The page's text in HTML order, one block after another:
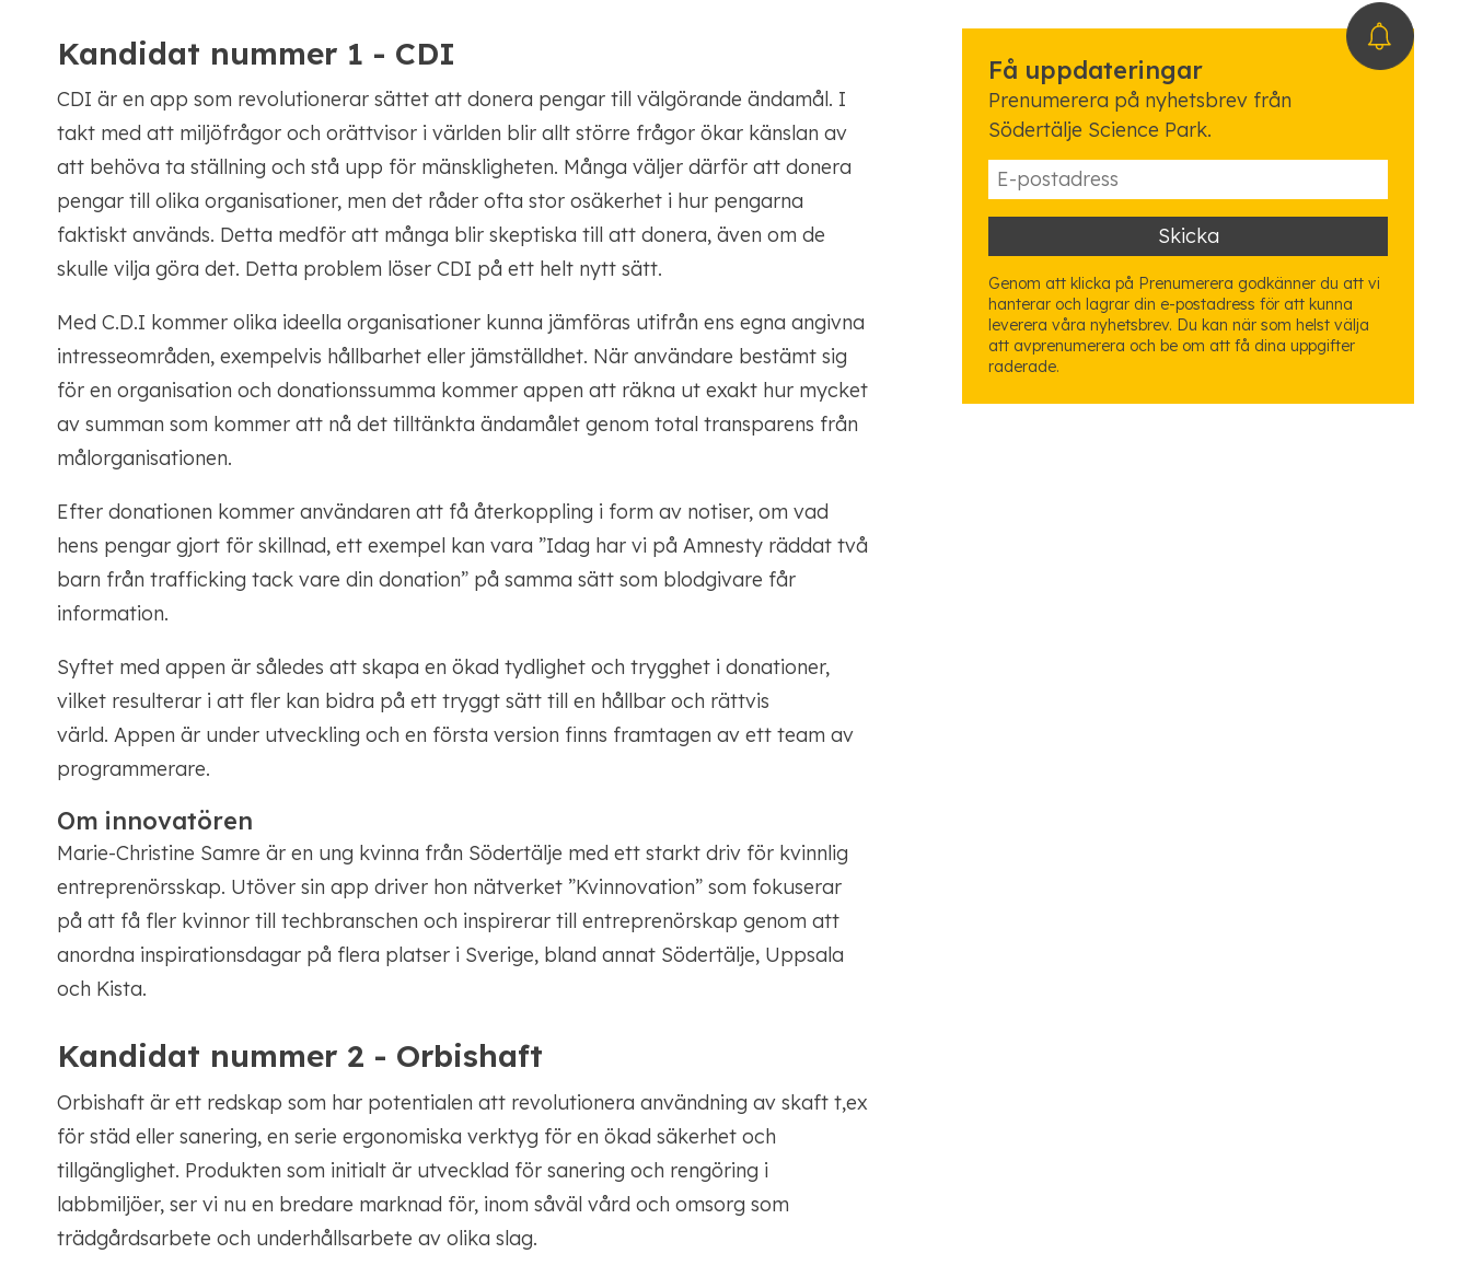
Kandidat nummer 1 - CDI
CDI är en app som revolutionerar sättet att donera pengar till välgörande ändamål. I
takt med att miljöfrågor och orättvisor i världen blir allt större frågor ökar känslan av
att behöva ta ställning och stå upp för mänskligheten. Många väljer därför att donera
pengar till olika organisationer, men det råder ofta stor osäkerhet i hur pengarna
faktiskt används. Detta medför att många blir skeptiska till att donera, även om de
skulle vilja göra det. Detta problem löser CDI på ett helt nytt sätt.
Med C.D.I kommer olika ideella organisationer kunna jämföras utifrån ens egna angivna
intresseområden, exempelvis hållbarhet eller jämställdhet. När användare bestämt sig
för en organisation och donationssumma kommer appen att räkna ut exakt hur mycket
av summan som kommer att nå det tilltänkta ändamålet genom total transparens från
målorganisationen.
Efter donationen kommer användaren att få återkoppling i form av notiser, om vad
hens pengar gjort för skillnad, ett exempel kan vara ”Idag har vi på Amnesty räddat två
barn från trafficking tack vare din donation” på samma sätt som blodgivare får
information.
Syftet med appen är således att skapa en ökad tydlighet och trygghet i donationer,
vilket resulterar i att fler kan bidra på ett tryggt sätt till en hållbar och rättvis
värld. Appen är under utveckling och en första version finns framtagen av ett team av
programmerare.
Om innovatören
Marie-Christine Samre är en ung kvinna från Södertälje med ett starkt driv för kvinnlig
entreprenörsskap. Utöver sin app driver hon nätverket ”Kvinnovation” som fokuserar
på att få fler kvinnor till techbranschen och inspirerar till entreprenörskap genom att
anordna inspirationsdagar på flera platser i Sverige, bland annat Södertälje, Uppsala
och Kista.
Kandidat nummer 2 - Orbishaft
Orbishaft är ett redskap som har potentialen att revolutionera användning av skaft t,ex
för städ eller sanering, en serie ergonomiska verktyg för en ökad säkerhet och
tillgänglighet. Produkten som initialt är utvecklad för sanering och rengöring i
labbmiljöer, ser vi nu en bredare marknad för, inom såväl vård och omsorg som
trädgårdsarbete och underhållsarbete av olika slag.
Få uppdateringar
Prenumerera på nyhetsbrev från
Södertälje Science Park.
Genom att klicka på Prenumerera godkänner du att vi
hanterar och lagrar din e-postadress för att kunna
leverera våra nyhetsbrev. Du kan när som helst välja
att avprenumerera och be om att få dina uppgifter
raderade.